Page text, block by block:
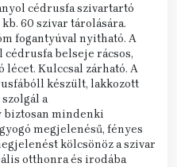
cédrusfa szivartartó
60 szivar tárolására.
fogantyúval nyitható. A
belseje rácsos,
lécet. Kulccsal zárható. A
készült, lakkozott
a
biztosan mindenki
megjelenésű, fényes
kölcsönöz a szivar
otthonra és irodába